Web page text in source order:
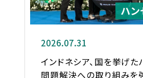
ハ
2026.07.31
インドネシア、国を挙げた
問題解決への取り組み